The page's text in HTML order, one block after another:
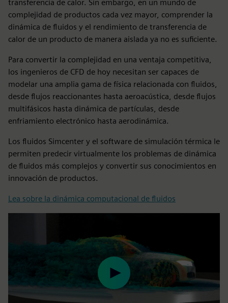
transferencia de calor. Sin embargo, en un mundo de
complejidad de productos cada vez mayor, comprender la
dinámica de fluidos y el rendimiento de transferencia de
calor de un producto de manera aislada ya no es suficiente.
Para convertir la complejidad en una ventaja competitiva,
los ingenieros de CFD de hoy necesitan ser capaces de
modelar una amplia gama de física relacionada con fluidos,
desde flujos reaccionantes hasta aeroacústica, desde flujos
multifásicos hasta dinámica de partículas, desde
enfriamiento electrónico hasta aerodinámica.
Los fluidos Simcenter y el software de simulación térmica le
permiten predecir virtualmente los problemas de dinámica
de fluidos más complejos y convertir sus conocimientos en
innovación de productos.
Lea sobre la dinámica computacional de fluidos
Play